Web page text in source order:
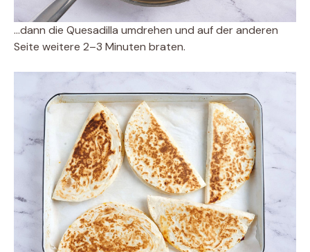
…dann die Quesadilla umdrehen und auf der anderen
Seite weitere 2–3 Minuten braten.